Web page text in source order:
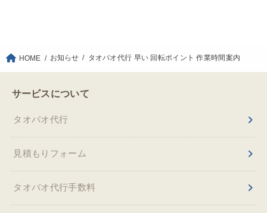
HOME お知らせ タオバオ代行 早い 回転ポイント 作業時間案内
サービスについて
タオバオ代行
見積もりフォーム
タオバオ代行手数料